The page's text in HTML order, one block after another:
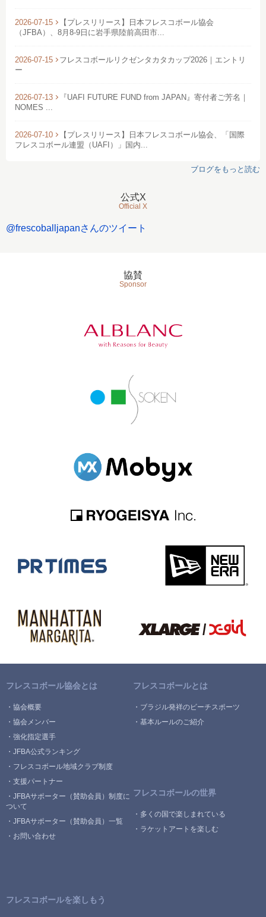
2026-07-15
【プレスリリース】日本フレスコボール協会
（JFBA）、8月8-9日に岩手県陸前高田市...
2026-07-15
フレスコボールリクゼンタカタカップ2026｜エントリ
ー
2026-07-13
『UAFI FUTURE FUND from JAPAN』寄付者ご芳名｜
NOMES ...
2026-07-10
【プレスリリース】日本フレスコボール協会、「国際
フレスコボール連盟（UAFI）」国内...
ブログをもっと読む
公式X
Official X
@frescoballjapanさんのツイート
協賛
Sponsor
フレスコボール協会とは
協会概要
協会メンバー
強化指定選手
JFBA公式ランキング
フレスコボール地域クラブ制度
支援パートナー
JFBAサポーター（賛助会員）制度に
ついて
JFBAサポーター（賛助会員）一覧
お問い合わせ
フレスコボールとは
ブラジル発祥のビーチスポーツ
基本ルールのご紹介
フレスコボールの世界
多くの国で楽しまれている
ラケットアートを楽しむ
フレスコボールを楽しもう